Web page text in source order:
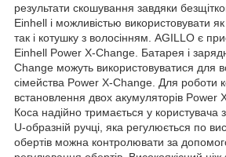
результати скошування завдяки
Einhell і можливістью використовувати
так і котушку з волосінням. AGILLO є
Einhell Power X-Change. Батарея і
Change можуть використовуватися для
сімейства Power X-Change. Для роботи
встановлення двох акумуляторів Power
Коса надійно тримається у користувача
U-образній ручці, яка регулюється по
обертів можна контролювати за